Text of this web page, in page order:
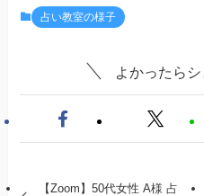
占い教室の様子
よかったら
【Zoom】50代女性 A様 占